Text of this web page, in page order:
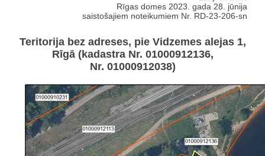
Rīgas domes 2023. gada 28. jūnija
saistošajiem noteikumiem Nr. RD-23-206-sn
Teritorija bez adreses, pie Vidzemes alejas 1,
Rīgā (kadastra Nr. 01000912136,
Nr. 01000912038)